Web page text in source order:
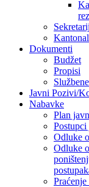
Dokumenti
Budžet
Propisi
Javni Pozivi/
Nabavke
Plan
Odluke
Odluke o